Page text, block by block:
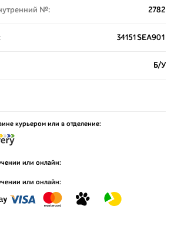
№: 2782
34151SEA901
Б/У
курьером или в отделение:
или онлайн:
или онлайн: